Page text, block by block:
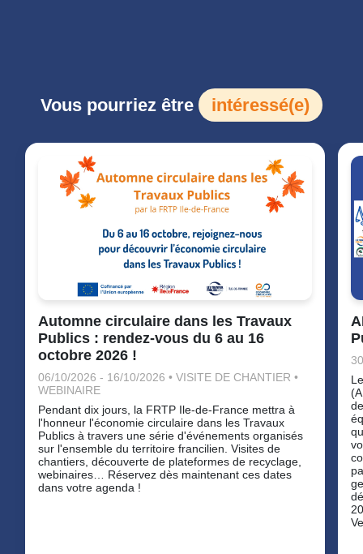
Vous pourriez être intéressé(e)
Automne circulaire dans les Travaux
Publics : rendez-vous du 6 au 16
octobre 2026 !
06/10/2026 - 16/10/2026 • VISITE DE CHANTIER •
WEBINAIRE
Pendant dix jours, la FRTP Ile-de-France mettra à
l'honneur l'économie circulaire dans les Travaux
Publics à travers une série d'événements organisés
sur l'ensemble du territoire francilien. Visites de
chantiers, découverte de plateformes de recyclage,
webinaires… Réservez dès maintenant ces dates
dans votre agenda !